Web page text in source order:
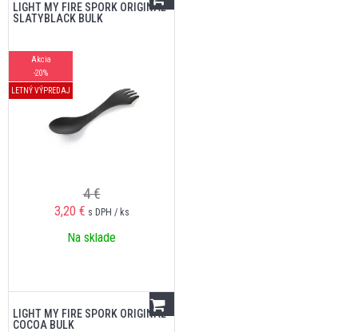
LIGHT MY FIRE SPORK ORIGINAL
SLATYBLACK BULK
Akcia
-20%
LETNÝ VÝPREDAJ
4 €
3,20 € s DPH / ks
Na sklade
LIGHT MY FIRE SPORK ORIGINAL
COCOA BULK